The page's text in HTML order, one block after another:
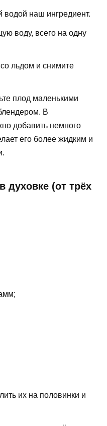
водой наш ингредиент.
воду, всего на одну
льдом и снимите
плод маленькими
В
добавить немного
его более жидким и
духовке (от трёх
их на половинки и